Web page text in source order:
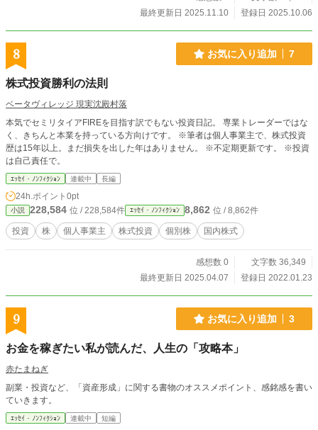
最終更新日 2025.11.10
登録日 2025.10.06
8 お気に入り追加 7
株式投資勝利の法則
ベータヴィレッジ 現実沈殿村落
本気でセミリタイアFIREを目指す訳でもない投資日記。 専業トレーダーではな
く、きちんと本業を持っている方向けです。 ※筆者は個人事業主で、株式投資
歴は15年以上。まだ損失を出した年はありません。 ※不定期更新です。 ※投資
は自己責任で。
ｴｯｾｲ・ﾉﾝﾌｨｸｼｮﾝ 連載中 長編
24h.ポイント 0pt
小説 228,584 位 / 228,584件 ｴｯｾｲ・ﾉﾝﾌｨｸｼｮﾝ 8,862 位 / 8,862件
投資 株 個人事業主 株式投資 個別株 国内株式
感想数 0
文字数 36,349
最終更新日 2025.04.07
登録日 2022.01.23
9 お気に入り追加 3
お金を稼ぎたい私が読んだ、人生の「攻略本」
赤たまねぎ
副業・投資など、「資産形成」に関する書物のオススメポイント、感銘感を書い
ていきます。
ｴｯｾｲ・ﾉﾝﾌｨｸｼｮﾝ 連載中 短編